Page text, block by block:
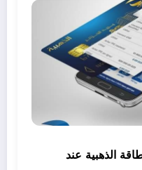
الذهبية عند